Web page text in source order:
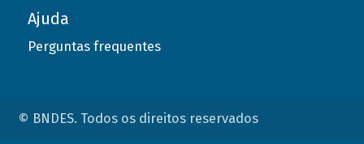
Ajuda
Perguntas frequentes
© BNDES. Todos os direitos reservados